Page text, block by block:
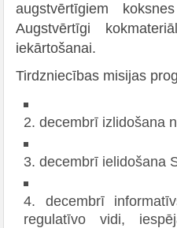
augstvērtīgiem
Augstvērtīgi
iekārtošanai.
Tirdzniecības misijas
2. decembrī izlidošana
3. decembrī ielidošana
4. decembrī
regulatīvo vidi,